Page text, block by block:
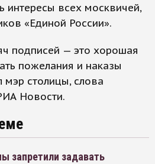
интересы всех москвичей,
«Единой России».
подписей — это хорошая
пожелания и наказы
мэр столицы, слова
Новости.
запретили задавать